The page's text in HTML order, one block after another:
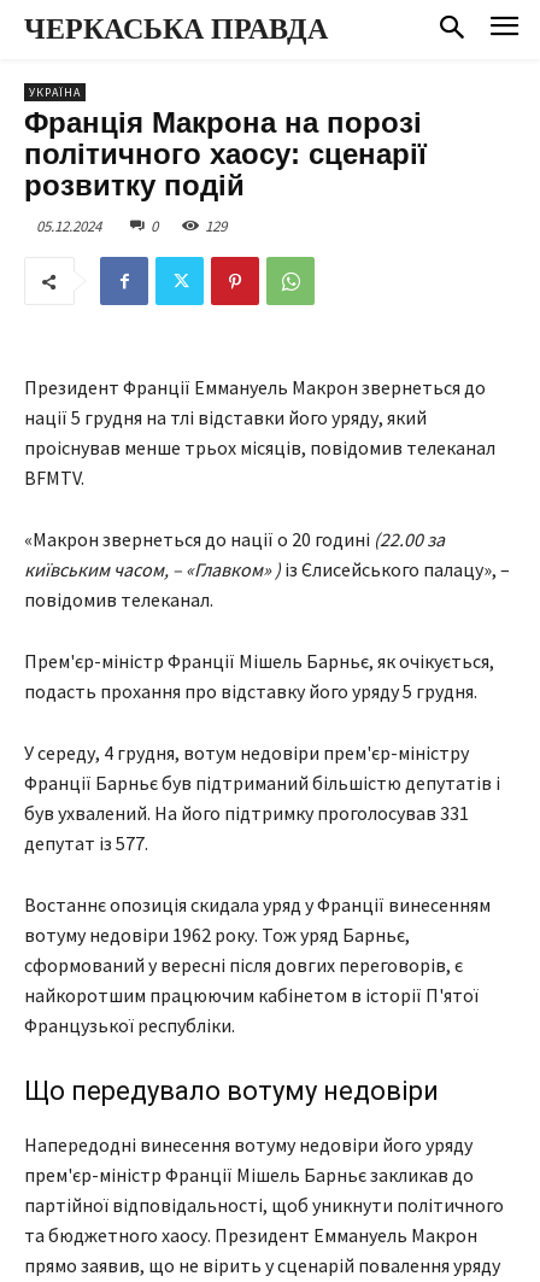
ЧЕРКАСЬКА ПРАВДА
УКРАЇНА
Франція Макрона на порозі
політичного хаосу: сценарії
розвитку подій
05.12.2024 0 129
Президент Франції Еммануель Макрон звернеться до
нації 5 грудня на тлі відставки його уряду, який
проіснував менше трьох місяців, повідомив телеканал
BFMTV.
«Макрон звернеться до нації о 20 годині (22.00 за
київським часом, – «Главком» ) із Єлисейського палацу», –
повідомив телеканал.
Прем'єр-міністр Франції Мішель Барньє, як очікується,
подасть прохання про відставку його уряду 5 грудня.
У середу, 4 грудня, вотум недовіри прем'єр-міністру
Франції Барньє був підтриманий більшістю депутатів і
був ухвалений. На його підтримку проголосував 331
депутат із 577.
Востаннє опозиція скидала уряд у Франції винесенням
вотуму недовіри 1962 року. Тож уряд Барньє,
сформований у вересні після довгих переговорів, є
найкоротшим працюючим кабінетом в історії П'ятої
Французької республіки.
Що передувало вотуму недовіри
Напередодні винесення вотуму недовіри його уряду
прем'єр-міністр Франції Мішель Барньє закликав до
партійної відповідальності, щоб уникнути політичного
та бюджетного хаосу. Президент Еммануель Макрон
прямо заявив, що не вірить у сценарій повалення уряду